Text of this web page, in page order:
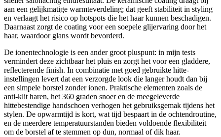
aan een gelijkmatige warmteverdeling; dat geeft stabiliteit in styling
en verlaagt het risico op hotspots die het haar kunnen beschadigen.
Daarnaast zorgt de coating voor een soepele glijervaring door het
haar, waardoor glans wordt bevorderd.
De ionentechnologie is een ander groot pluspunt: in mijn tests
vermindert deze zichtbaar het pluis en zorgt het voor een gladdere,
reflecterende finish. In combinatie met goed gebruikte hitte-
instellingen levert dat een verzorgde look die langer houdt dan bij
een simpele borstel zonder ionen. Praktische elementen zoals de
anti-klit haren, het 360 graden snoer en de meegeleverde
hittebestendige handschoen verhogen het gebruiksgemak tijdens het
stylen. De opwarmtijd is kort, wat tijd bespaart in de ochtendroutine,
en de meerdere temperatuurstanden bieden voldoende flexibiliteit
om de borstel af te stemmen op dun, normaal of dik haar.